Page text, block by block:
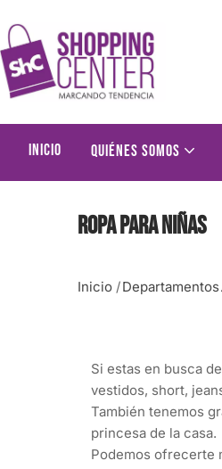
Inicio Quiénes somos
Ropa para niñas
Inicio /Departamentos
Si estas en busca
vestidos, short,
También tenemos
princesa de la casa.
Podemos ofrecerte